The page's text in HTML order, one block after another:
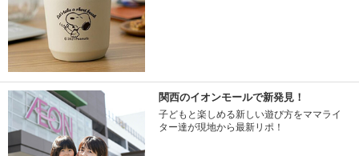
関西のイオンモールで新発見！
子どもと楽しめる新しい遊び方をママライ
ター達が現地から最新リポ！